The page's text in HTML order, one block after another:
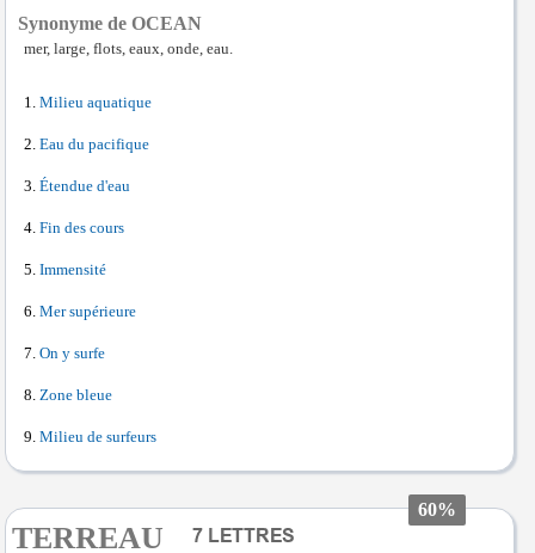
Synonyme de OCEAN
mer, large, flots, eaux, onde, eau.
Milieu aquatique
Eau du pacifique
Étendue d'eau
Fin des cours
Immensité
Mer supérieure
On y surfe
Zone bleue
Milieu de surfeurs
60%
TERREAU